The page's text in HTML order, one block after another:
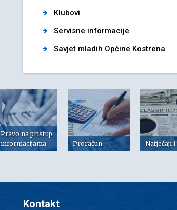
Klubovi
Servisne informacije
Savjet mladih Općine Kostrena
Pravo na pristup
informacijama
Proračun Natječaji
Kontakt